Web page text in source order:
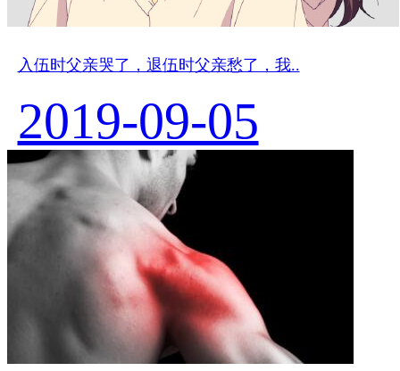
入伍时父亲哭了，退伍时父亲愁了，我..
2019-09-05